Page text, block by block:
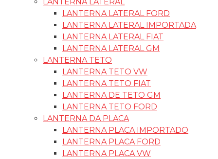
LANTERNA LATERAL FORD
LANTERNA LATERAL IMPORTADA
LANTERNA LATERAL FIAT
LANTERNA LATERAL GM
LANTERNA TETO
LANTERNA TETO VW
LANTERNA TETO FIAT
LANTERNA DE TETO GM
LANTERNA TETO FORD
LANTERNA DA PLACA
LANTERNA PLACA IMPORTADO
LANTERNA PLACA FORD
LANTERNA PLACA VW